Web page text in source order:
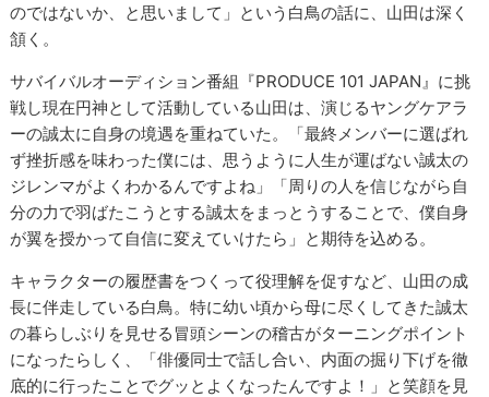
のではないか、と思いまして」という白鳥の話に、山田は深く
頷く。
サバイバルオーディション番組『PRODUCE 101 JAPAN』に挑
戦し現在円神として活動している山田は、演じるヤングケアラ
ーの誠太に自身の境遇を重ねていた。「最終メンバーに選ばれ
ず挫折感を味わった僕には、思うように人生が運ばない誠太の
ジレンマがよくわかるんですよね」「周りの人を信じながら自
分の力で羽ばたこうとする誠太をまっとうすることで、僕自身
が翼を授かって自信に変えていけたら」と期待を込める。
キャラクターの履歴書をつくって役理解を促すなど、山田の成
長に伴走している白鳥。特に幼い頃から母に尽くしてきた誠太
の暮らしぶりを見せる冒頭シーンの稽古がターニングポイント
になったらしく、「俳優同士で話し合い、内面の掘り下げを徹
底的に行ったことでグッとよくなったんですよ！」と笑顔を見